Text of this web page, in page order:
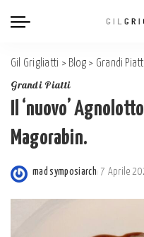
Gil Grigliatti > Blog > Grandi
Grandi Piatti
Il ‘nuovo’
Magorabin.
Posted
by
mad symposiarch 7 Aprile